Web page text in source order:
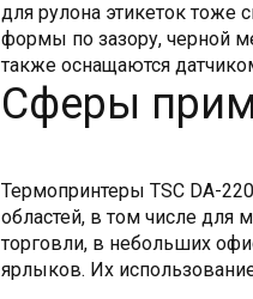
для рулона этикеток тоже
формы по зазору, черной
также оснащаются
Сферы
Термопринтеры TSC DA-
областей, в том числе для
торговли, в небольших
ярлыков. Их